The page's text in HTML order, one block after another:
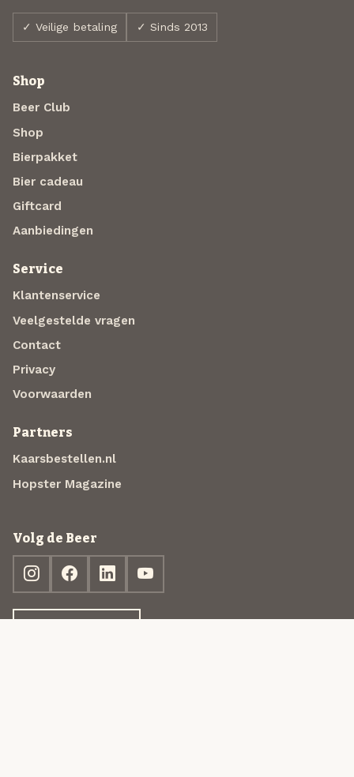
✓ Veilige betaling ✓ Sinds 2013
Shop
Beer Club
Shop
Bierpakket
Bier cadeau
Giftcard
Aanbiedingen
Service
Klantenservice
Veelgestelde vragen
Contact
Privacy
Voorwaarden
Partners
Kaarsbestellen.nl
Hopster Magazine
Volg de Beer